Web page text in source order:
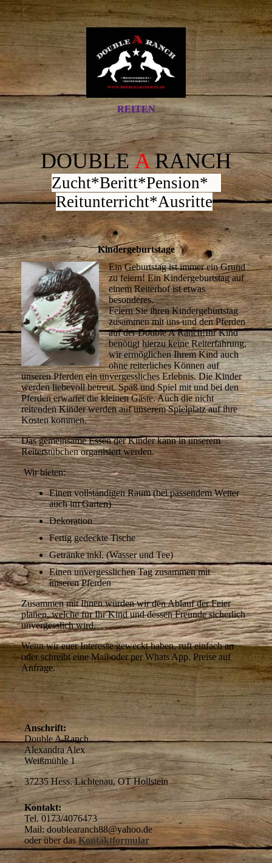
REITEN
DOUBLEARANCH
Zucht*Beritt*Pension*
Reitunterricht*Ausritte
Kindergeburtstage
Ein Geburtstag ist immer ein Grund
zu feiern! Ein Kindergeburtstag auf
einem Reiterhof ist etwas
besonderes.
Feiern Sie ihren Kindergeburtstag
zusammen mit uns und den Pferden
auf der Double A Ranch!Ihr Kind
benötigt hierzu keine Reiterfahrung,
wir ermöglichen Ihrem Kind auch
ohne reiterliches Können auf
unseren Pferden ein unvergessliches Erlebnis. Die Kinder
werden liebevoll betreut. Spaß und Spiel mit und bei den
Pferden erwartet die kleinen Gäste. Auch die nicht
reitenden Kinder werden auf unserem Spielplatz auf ihre
Kosten kommen.
Das gemeinsame Essen der Kinder kann in unserem
Reiterstübchen organisiert werden.
Wir bieten:
Einen vollständigen Raum (bei passendem Wetter
auch im Garten)
Dekoration
Fertig gedeckte Tische
Getränke inkl. (Wasser und Tee)
Einen unvergesslichen Tag zusammen mit
unseren Pferden
Zusammen mit Ihnen würden wir den Ablauf der Feier
planen, welche für Ihr Kind und dessen Freunde sicherlich
unvergesslich wird.
Wenn wir euer Interesse geweckt haben, ruft einfach an
oder schreibt eine Mail oder per Whats App. Preise auf
Anfrage.
Anschrift:
Double A Ranch
Alexandra Alex
Weißmühle 1
37235 Hess. Lichtenau, OT Hollstein
Kontakt:
Tel. 0173/4076473
Mail: doublearanch88@yahoo.de
oder über dasKontaktformular